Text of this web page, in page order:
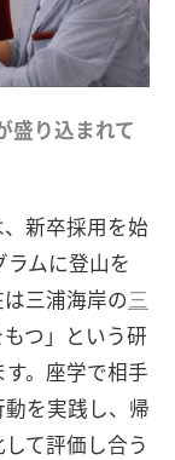
り込まれて
、新卒採用を始
ムに登山を
三浦海岸の三
つ」という研
。座学で相手
を実践し、帰
て評価し合う